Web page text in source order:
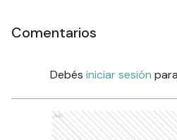
Comentarios
Debés iniciar sesión
Ads